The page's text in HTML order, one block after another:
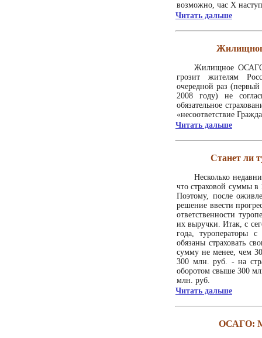
возможно, час Х
Читать дальше
Жилищное ОСАГО
грозит жителям
очередной раз
2008 году) не
обязательное
«несоответствие
Читать дальше
Станет ли
Несколько
что страховой суммы в
Поэтому, после
решение ввести
ответственности
их выручки. Итак, с
года, туроператоры
обязаны страховать
сумму не менее, чем
300 млн. руб. - на
оборотом свыше 300
млн. руб.
Читать дальше
ОСАГО: